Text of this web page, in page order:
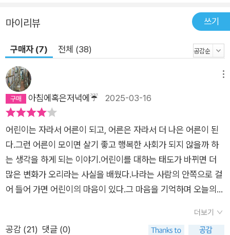
다. 모두의 것이니까 내 것이기도 했다. (…) 어떤 아이에게는 학
수업 시간이 하루 중 가장 안정적인 시간이다. 어떤 아이에게는
학교의 나무 한 그루, 꽃 한 송이가 숨통을 틔워주는 휴식이 된다.
어떤 아이에게는 학교 급식이 가장 균형 잡힌 식단이다. 어떤 아
이에게는 선생님의 사랑이 절대적으로 필요하다. 죄책감이나 책
임감 없이 그저 받기만 해도 되는 사랑이. - 168~171쪽 어린이,
청소년은 누구보다 타고난 조건의 영향을 많이 받는 사람들이다.
아직 스스로 생계를 책임질 수도 없고, 정치적 권리도 제한적이라
주어진 환경을 고스란히 받아들일 수밖에 없다. 그렇기 때문에 특
별한 자격 없이 누구나 두루 누릴 수 있는 것들, 공평하게 주어지
는 권리가 더욱 소중하고 절실하다. 독서교실에서 책을 매개로 어
한다. 책, 공연, 전시 등 문화 예술의 각 영역은 한 사회가 축적해
온 총체적 역량을 다채로운 방식으로 표현하며 동시대의 감각을
마이리뷰 쓰기
구매자 (7) 전체 (38)
아침에혹은저녁에☔ 2025-03-16
어린이는 자라서 어른이 되고, 어른은 자라서 더 나은 어른이 된
다.그런 어른이 모이면 살기 좋고 행복한 사회가 되지 않을까 하
는 생각을 하게 되는 이야기.어린이를 대하는 태도가 바뀌면 더
많은 변화가 오리라는 사실을 배웠다.나라는 사람의 안쪽으로 걸
어 들어 가면 어린이의 마음이 있다.그 마음을 기억하며 오늘의
더보기
공감 (21) 댓글 (0)